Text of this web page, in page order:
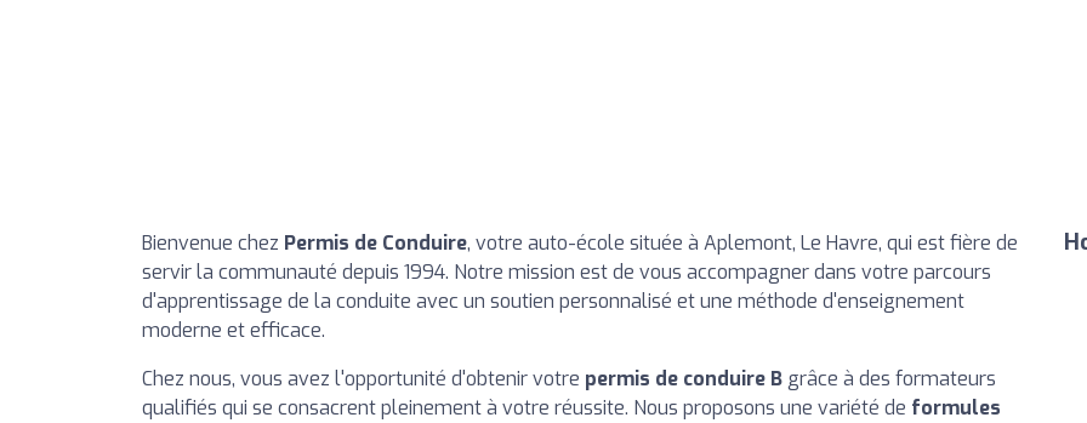
Bienvenue chez Permis de Conduire, votre auto-école située à Aplemont, Le Havre, qui est fière de
servir la communauté depuis 1994. Notre mission est de vous accompagner dans votre parcours
d'apprentissage de la conduite avec un soutien personnalisé et une méthode d'enseignement
moderne et efficace.
Chez nous, vous avez l'opportunité d'obtenir votre permis de conduire B grâce à des formateurs
qualifiés qui se consacrent pleinement à votre réussite. Nous proposons une variété de formules